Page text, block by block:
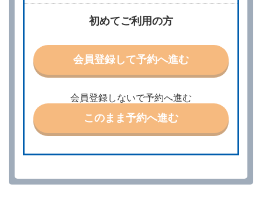
責任を負わないものとします。
当社は、借受人から予約の申込みがあったときは、原
則として、当社の保有するレンタカーの範囲内で予約
特に認める場合を除き、別に定める予約申込金を支払
うものとします。
第３条（予約の変更）
借受人は、前条第１項の借受条件を変更しようとする
ときは、あらかじめ当社の承諾を受けなければならな
いものとします。
第４条（予約の取消し等）
ができます。
を１時間以上経過してもレンタカー貸渡契約（以下
初めてご利用の方
会員登録して予約へ進む
会員登録しないで予約へ進む
このまま予約へ進む